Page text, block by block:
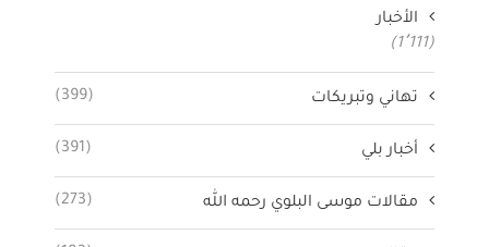
الأخبار
(1٬111)
تهاني وتبريكات (399)
أخبار بلي (391)
مقالات موسى البلوي رحمه الله (273)